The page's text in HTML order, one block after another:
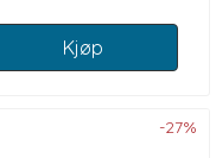
Kjøp
-27%